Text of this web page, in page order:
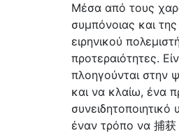
Μέσα από τους
συμπόνοιας και
ειρηνικού
προτεραιότητες.
πλοηγούνται στην
και να κλαίω, ένα
έναν τρόπο να 捕获